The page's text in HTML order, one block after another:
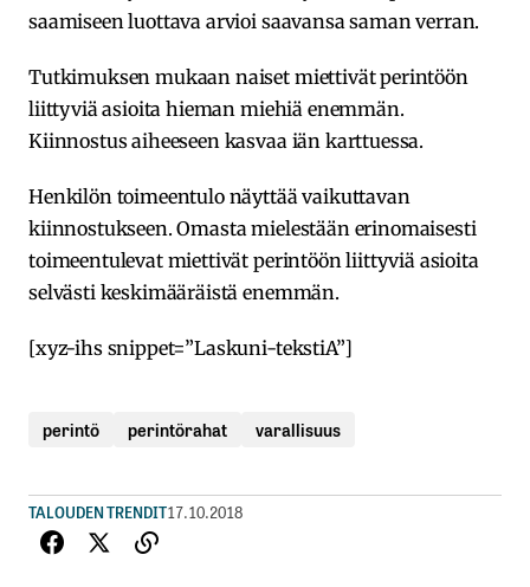
saamiseen luottava arvioi saavansa saman verran.
Tutkimuksen mukaan naiset miettivät perintöön
liittyviä asioita hieman miehiä enemmän.
Kiinnostus aiheeseen kasvaa iän karttuessa.
Henkilön toimeentulo näyttää vaikuttavan
kiinnostukseen. Omasta mielestään erinomaisesti
toimeentulevat miettivät perintöön liittyviä asioita
selvästi keskimääräistä enemmän.
[xyz-ihs snippet=”Laskuni-tekstiA”]
perintö perintörahat varallisuus
TALOUDEN TRENDIT17.10.2018